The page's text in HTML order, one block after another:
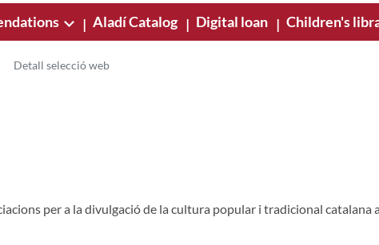
| Aladí Catalog | Digital loan | Children's
Detall selecció web
per a la divulgació de la cultura popular i tradicional catalana